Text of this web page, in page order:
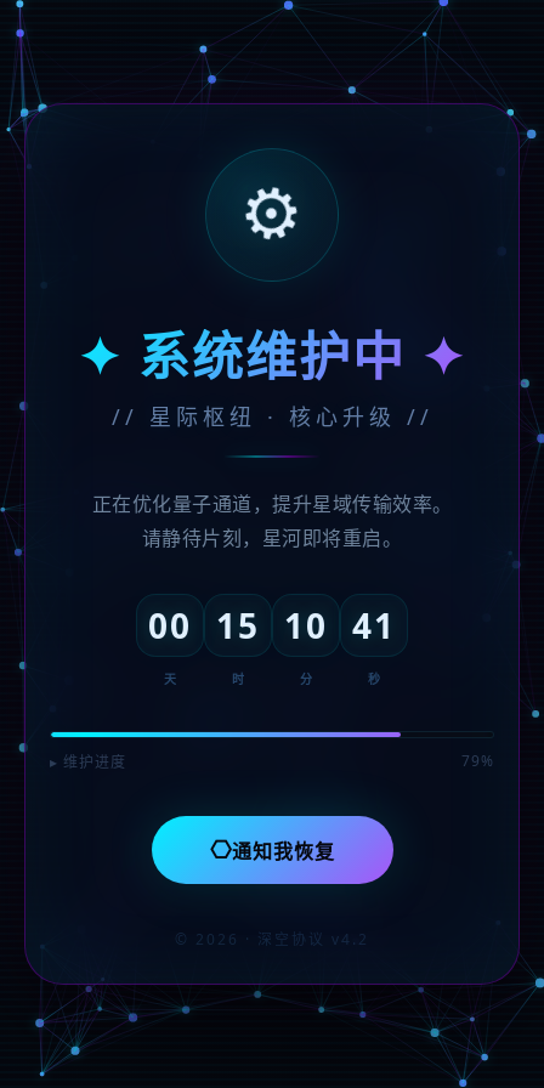
⚙️
✦ 系统维护中 ✦
// 星际枢纽 · 核心升级 //
正在优化量子通道，提升星域传输效率。
请静待片刻，星河即将重启。
00
天
15
时
10
分
41
秒
▸ 维护进度 79%
⎔通知我恢复
© 2026 · 深空协议 v4.2